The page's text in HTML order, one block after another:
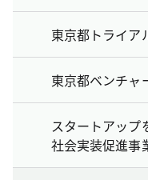
東京都トライア
東京都ベンチャ
スタートアップ
社会実装促進